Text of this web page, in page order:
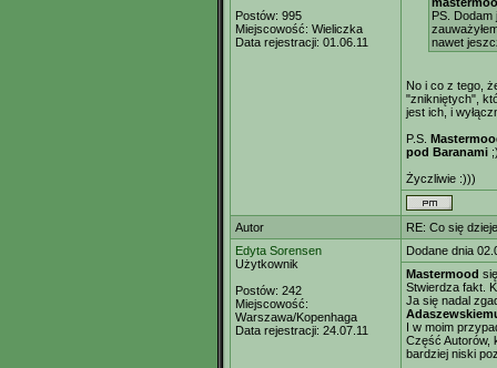
Postów: 995
Miejscowość: Wieliczka
Data rejestracji: 01.06.11
PS.
nawet
No i co z tego,
"znikniętych",
jest ich, i
P.S.
pod Baranami
Życzliwie :)))
Autor
RE: Co się
Edyta Sorensen
Użytkownik
Postów: 242
Miejscowość:
Warszawa/Kopenhaga
Data rejestracji: 24.07.11
Dodane dnia
Mastermood
Stwierdza fakt.
Ja się nadal
I w moim
Część Autorów,
bardziej niski